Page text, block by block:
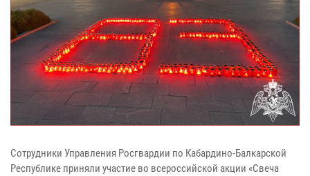
Сотрудники Управления Росгвардии по Кабардино-Балкарской
Республике приняли участие во всероссийской акции «Свеча